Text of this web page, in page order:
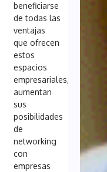
beneficiarse
de todas las
ventajas
que ofrecen
estos
espacios
empresariales,
aumentan
sus
posibilidades
de
networking
con
empresas